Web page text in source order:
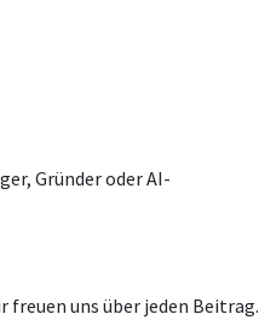
Gründer oder AI-
freuen uns über jeden Beitrag.